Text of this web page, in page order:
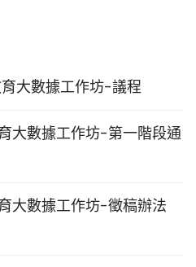
大數據工作坊-議程
大數據工作坊-第一階段通
大數據工作坊-徵稿辦法